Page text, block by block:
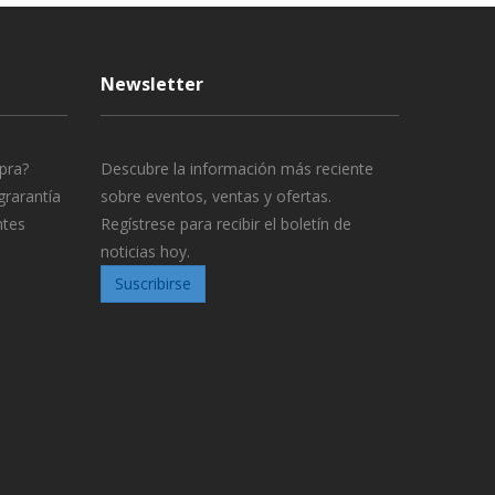
Newsletter
Descubre la información más reciente
sobre eventos, ventas y ofertas.
Regístrese para recibir el boletín de
noticias hoy.
Suscribirse